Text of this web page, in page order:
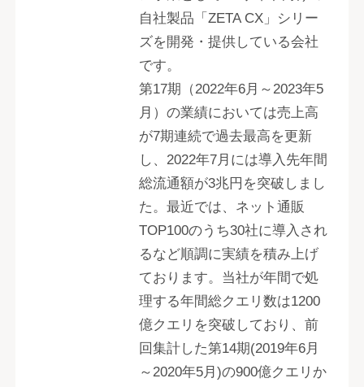
自社製品「ZETA CX」シリー
ズを開発・提供している会社
です。
第17期（2022年6月～2023年5
月）の業績においては売上高
が7期連続で過去最高を更新
し、2022年7月には導入先年間
総流通額が3兆円を突破しまし
た。最近では、ネット通販
TOP100のうち30社に導入され
るなど順調に実績を積み上げ
ております。当社が年間で処
理する年間総クエリ数は1200
億クエリを突破しており、前
回集計した第14期(2019年6月
～2020年5月)の900億クエリか